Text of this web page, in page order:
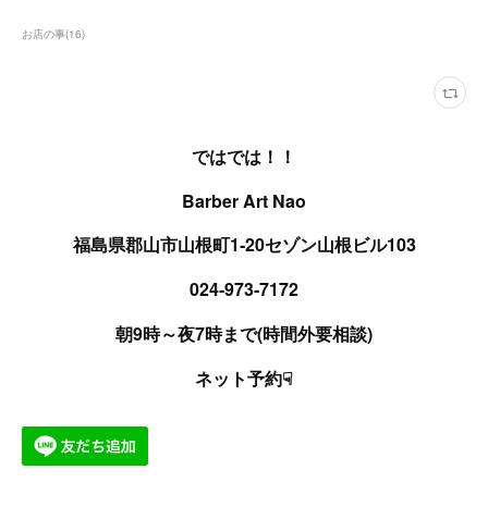
お店の事(16)
ではでは！！
Barber Art Nao
福島県郡山市山根町1‐20セゾン山根ビル103
024‐973‐7172
朝9時～夜7時まで(時間外要相談)
ネット予約☟